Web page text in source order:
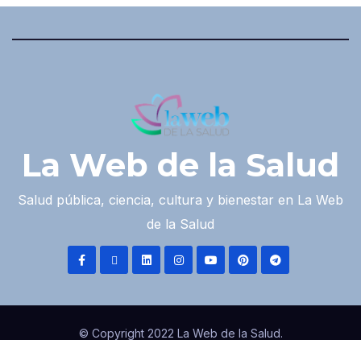
La Web de la Salud
Salud pública, ciencia, cultura y bienestar en La Web
de la Salud
© Copyright 2022 La Web de la Salud.